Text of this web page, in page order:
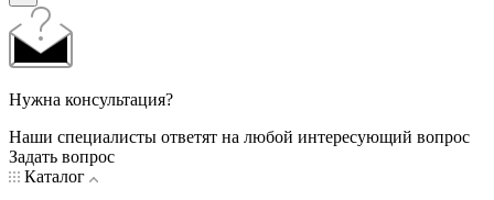
Нужна консультация?
Наши специалисты ответят на любой интересующий вопрос
Задать вопрос
Каталог